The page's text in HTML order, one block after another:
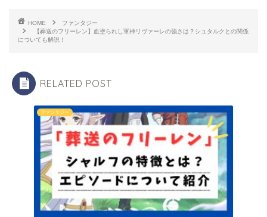
HOME
ファンタジー
【葬送のフリーレン】血塗られし軍神リヴァーレの強さは？シュタルクとの関係
についても解説！
RELATED POST
ファンタジー